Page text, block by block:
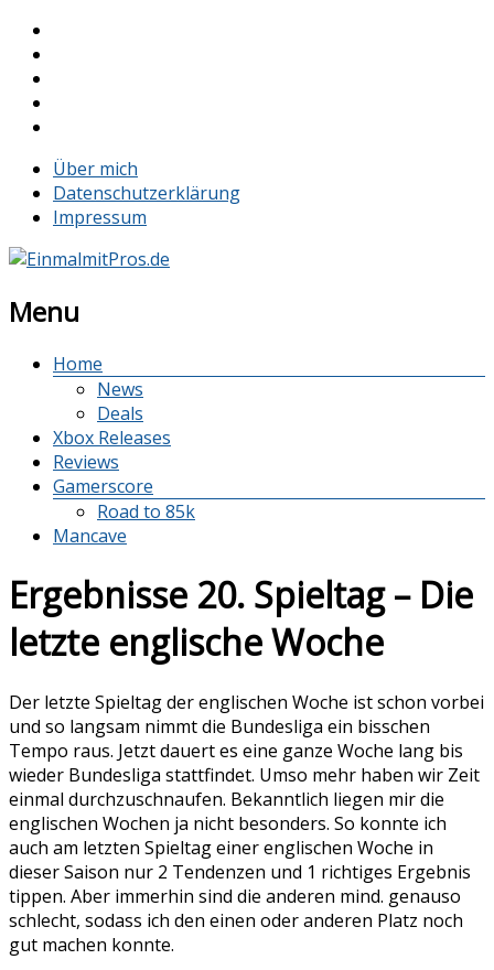
Über mich
Datenschutzerklärung
Impressum
Menu
Home
News
Deals
Xbox Releases
Reviews
Gamerscore
Road to 85k
Mancave
Ergebnisse 20. Spieltag – Die
letzte englische Woche
Der letzte Spieltag der englischen Woche ist schon vorbei
und so langsam nimmt die Bundesliga ein bisschen
Tempo raus. Jetzt dauert es eine ganze Woche lang bis
wieder Bundesliga stattfindet. Umso mehr haben wir Zeit
einmal durchzuschnaufen. Bekanntlich liegen mir die
englischen Wochen ja nicht besonders. So konnte ich
auch am letzten Spieltag einer englischen Woche in
dieser Saison nur 2 Tendenzen und 1 richtiges Ergebnis
tippen. Aber immerhin sind die anderen mind. genauso
schlecht, sodass ich den einen oder anderen Platz noch
gut machen konnte.